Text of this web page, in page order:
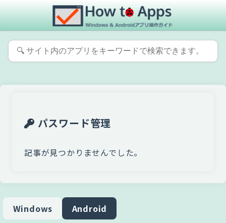
パスワード管理
記事が見つかりませんでした。
Windows Android